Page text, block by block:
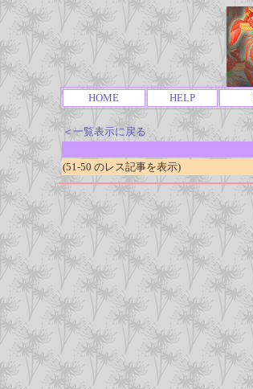
HOME HELP
＜一覧表示に戻る
(51-50 のレス記事を表示)